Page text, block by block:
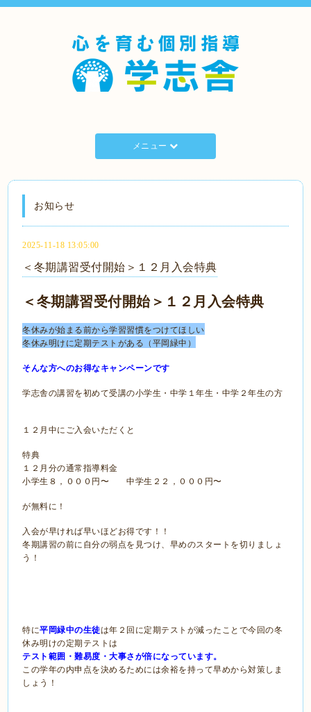
メニュー
お知らせ
2025-11-18 13:05:00
＜冬期講習受付開始＞１２月入会特典
＜冬期講習受付開始＞１２月入会特典
冬休みが始まる前から学習習慣をつけてほしい
冬休み明けに定期テストがある（平岡緑中）
そんな方へのお得なキャンペーンです
学志舎の講習を初めて受講の小学生・中学１年生・中学２年生の方
１２月中にご入会いただくと
特典
１２月分の通常指導料金
小学生８，０００円〜 中学生２２，０００円〜
が無料に！
入会が早ければ早いほどお得です！！
冬期講習の前に自分の弱点を見つけ、早めのスタートを切りましょ
う！
特に平岡緑中の生徒は年２回に定期テストが減ったことで今回の冬
休み明けの定期テストは
テスト範囲・難易度・大事さが倍になっています。
この学年の内申点を決めるためには余裕を持って早めから対策しま
しょう！